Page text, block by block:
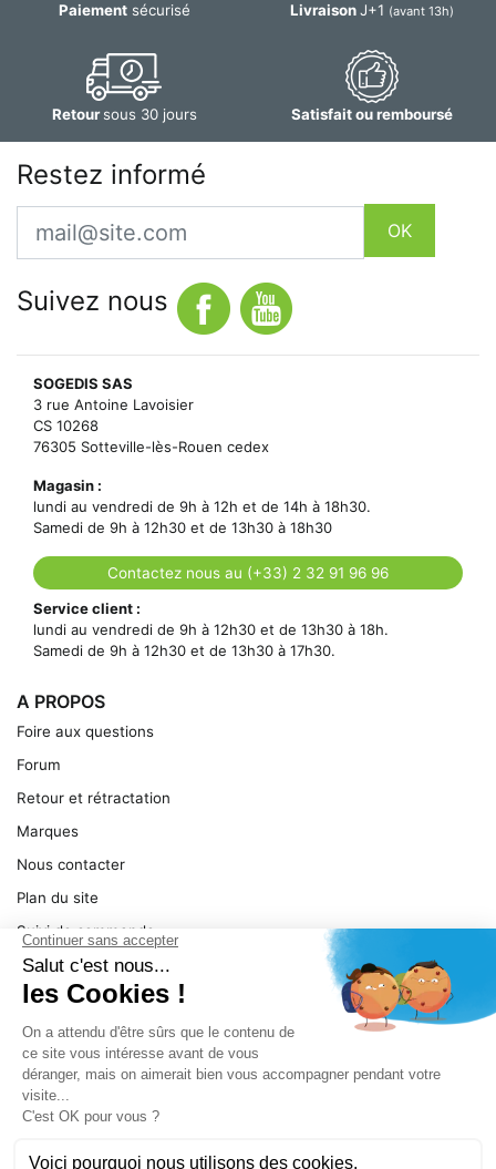
Paiementsécurisé LivraisonJ+1 (avant 13h)
Retoursous 30 jours Satisfait ou remboursé
Restez informé
Email
OK
Suivez nous
SOGEDIS SAS
3 rue Antoine Lavoisier
CS 10268
76305 Sotteville-lès-Rouen cedex
Magasin :
lundi au vendredi de 9h à 12h et de 14h à 18h30.
Samedi de 9h à 12h30 et de 13h30 à 18h30
Contactez nous au (+33) 2 32 91 96 96
Service client :
lundi au vendredi de 9h à 12h30 et de 13h30 à 18h.
Samedi de 9h à 12h30 et de 13h30 à 17h30.
A PROPOS
Foire aux questions
Forum
Retour et rétractation
Marques
Nous contacter
Plan du site
Suivi de commande
Ma facture
Mentions légales
Conditions générales
SERVICE
Pièces détachées